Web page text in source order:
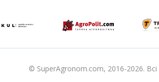
© SuperAgronom.com, 2016-2026.